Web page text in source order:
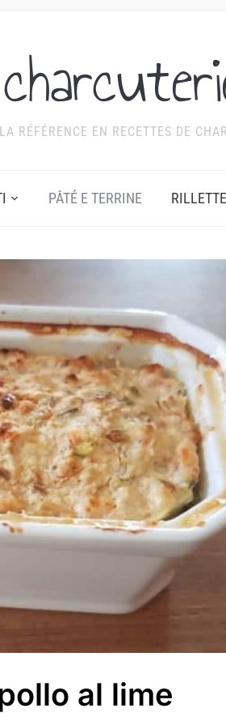
LA RÉFÉRENCE EN RECETTES DE
PÂTÉ E TERRINE
al lime